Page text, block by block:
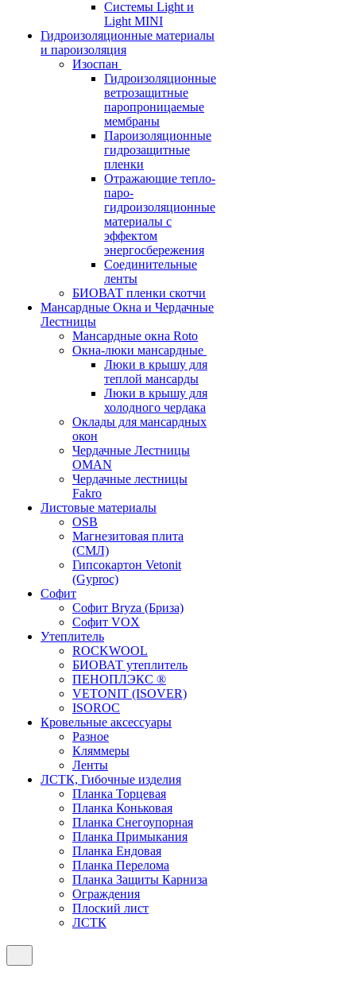
Системы Light и
Light MINI
Гидроизоляционные материалы
и пароизоляция
Изоспан
Гидроизоляционные
ветрозащитные
паропроницаемые
мембраны
Пароизоляционные
гидрозащитные
пленки
Отражающие тепло-
паро-
гидроизоляционные
материалы с
эффектом
энергосбережения
Соединительные
ленты
БИОВАТ пленки скотчи
Мансардные Окна и Чердачные
Лестницы
Мансардные окна Roto
Окна-люки мансардные
Люки в крышу для
теплой мансарды
Люки в крышу для
холодного чердака
Оклады для мансардных
окон
Чердачные Лестницы
OMAN
Чердачные лестницы
Fakro
Листовые материалы
OSB
Магнезитовая плита
(СМЛ)
Гипсокартон Vetonit
(Gyproc)
Софит
Софит Bryza (Бриза)
Софит VOX
Утеплитель
ROCKWOOL
БИОВАТ утеплитель
ПЕНОПЛЭКС ®
VETONIT (ISOVER)
ISOROC
Кровельные аксессуары
Разное
Кляммеры
Ленты
ЛСТК, Гибочные изделия
Планка Торцевая
Планка Коньковая
Планка Снегоупорная
Планка Примыкания
Планка Ендовая
Планка Перелома
Планка Защиты Карниза
Ограждения
Плоский лист
ЛСТК